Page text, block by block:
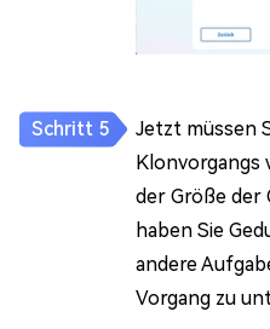
Jetzt müssen
Klonvorgangs
der Größe
haben Sie
andere
Vorgang zu